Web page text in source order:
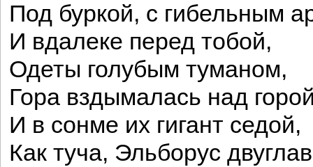
Под буркой, с гибельным
И вдалеке перед тобой,
Одеты голубым туманом,
Гора вздымалась над
И в сонме их гигант седой,
Как туча, Эльборус